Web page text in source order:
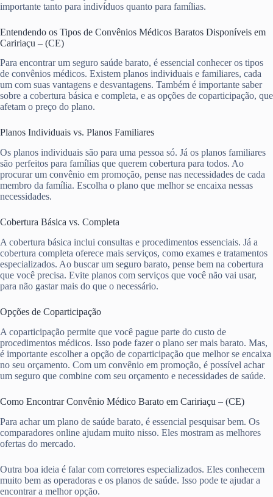
importante tanto para indivíduos quanto para famílias.
Entendendo os Tipos de Convênios Médicos Baratos Disponíveis em
Caririaçu – (CE)
Para encontrar um seguro saúde barato, é essencial conhecer os tipos
de convênios médicos. Existem planos individuais e familiares, cada
um com suas vantagens e desvantagens. Também é importante saber
sobre a cobertura básica e completa, e as opções de coparticipação, que
afetam o preço do plano.
Planos Individuais vs. Planos Familiares
Os planos individuais são para uma pessoa só. Já os planos familiares
são perfeitos para famílias que querem cobertura para todos. Ao
procurar um convênio em promoção, pense nas necessidades de cada
membro da família. Escolha o plano que melhor se encaixa nessas
necessidades.
Cobertura Básica vs. Completa
A cobertura básica inclui consultas e procedimentos essenciais. Já a
cobertura completa oferece mais serviços, como exames e tratamentos
especializados. Ao buscar um seguro barato, pense bem na cobertura
que você precisa. Evite planos com serviços que você não vai usar,
para não gastar mais do que o necessário.
Opções de Coparticipação
A coparticipação permite que você pague parte do custo de
procedimentos médicos. Isso pode fazer o plano ser mais barato. Mas,
é importante escolher a opção de coparticipação que melhor se encaixa
no seu orçamento. Com um convênio em promoção, é possível achar
um seguro que combine com seu orçamento e necessidades de saúde.
Como Encontrar Convênio Médico Barato em Caririaçu – (CE)
Para achar um plano de saúde barato, é essencial pesquisar bem. Os
comparadores online ajudam muito nisso. Eles mostram as melhores
ofertas do mercado.
Outra boa ideia é falar com corretores especializados. Eles conhecem
muito bem as operadoras e os planos de saúde. Isso pode te ajudar a
encontrar a melhor opção.